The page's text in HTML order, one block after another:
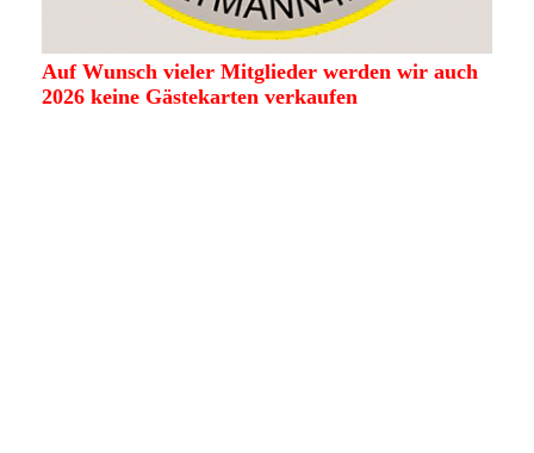
Auf Wunsch vieler Mitglieder werden wir auch
2026 keine Gästekarten verkaufen